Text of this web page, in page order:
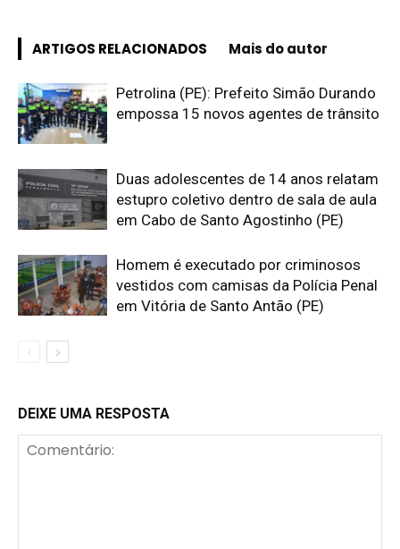
ARTIGOS RELACIONADOS Mais do autor
Petrolina (PE): Prefeito Simão Durando
empossa 15 novos agentes de trânsito
Duas adolescentes de 14 anos relatam
estupro coletivo dentro de sala de aula
em Cabo de Santo Agostinho (PE)
Homem é executado por criminosos
vestidos com camisas da Polícia Penal
em Vitória de Santo Antão (PE)
DEIXE UMA RESPOSTA